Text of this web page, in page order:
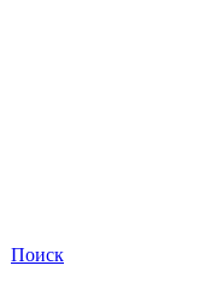
Поиск